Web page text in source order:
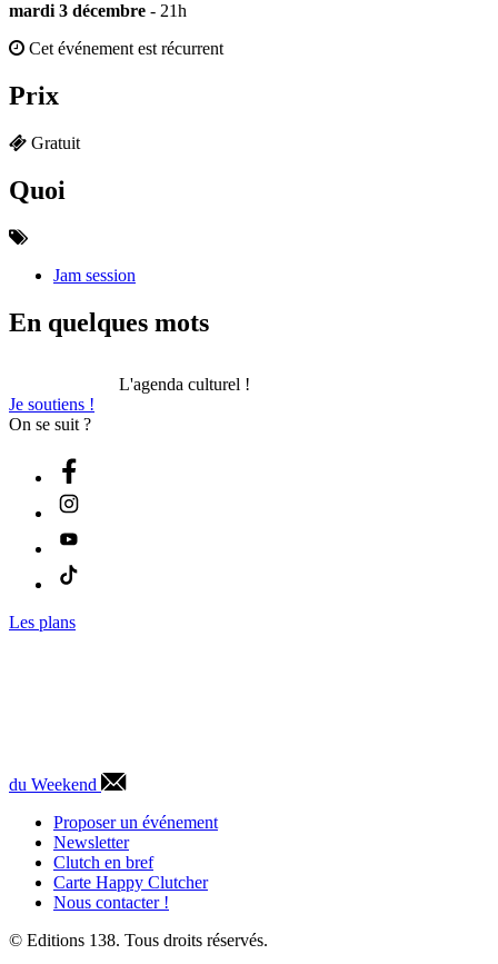
mardi 3 décembre - 21h
Cet événement est récurrent
Prix
Gratuit
Quoi
Jam session
En quelques mots
L'agenda culturel !
Je soutiens !
On se suit ?
Les plans
du Weekend
Proposer un événement
Newsletter
Clutch en bref
Carte Happy Clutcher
Nous contacter !
© Editions 138. Tous droits réservés.